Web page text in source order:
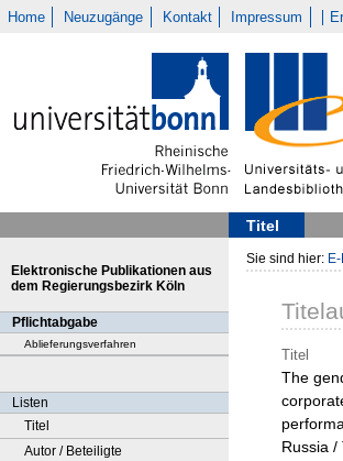
Home Neuzugänge Kontakt Impressum
Titel
Elektronische Publikationen aus
dem Regierungsbezirk Köln
Pflichtabgabe
Ablieferungsverfahren
Listen
Titel
Autor / Beteiligte
Sie sind hier:
Titel
The
Russia /